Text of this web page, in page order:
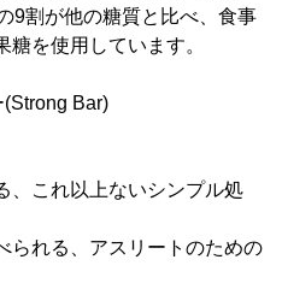
9割が他の糖質と比べ、食事
を使用しています。
Bar)
、これ以上ないシンプル処
られる、アスリートのための